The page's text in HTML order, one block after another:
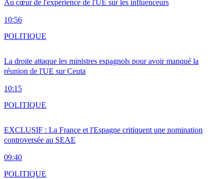
Au cœur de l'expérience de l'UE sur les influenceurs
10:56
La droite attaque les ministres espagnols pour avoir manqué la
réunion de l'UE sur Ceuta
10:15
POLITIQUE
EXCLUSIF : La France et l'Espagne critiquent une nomination
controversée au SEAE
09:40
POLITIQUE
POLITIQUE